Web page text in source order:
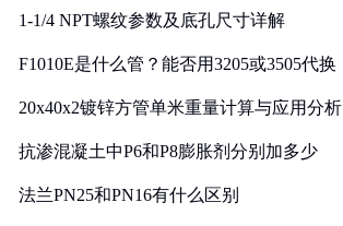
1-1/4 NPT螺纹参数及底孔尺寸详解
F1010E是什么管？能否用3205或3505代换
20x40x2镀锌方管单米重量计算与应用分析
抗渗混凝土中P6和P8膨胀剂分别加多少
法兰PN25和PN16有什么区别